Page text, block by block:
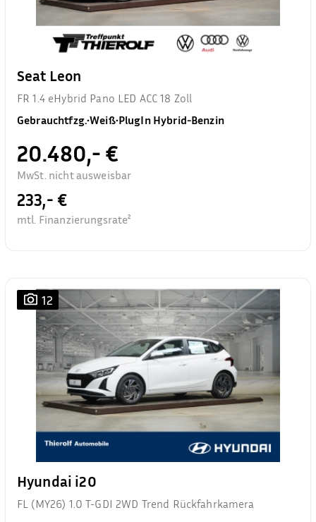
Seat Leon
FR 1.4 eHybrid Pano LED ACC 18 Zoll
Gebrauchtfzg.•Weiß•PlugIn Hybrid-Benzin
20.480,- €
MwSt. nicht ausweisbar
233,- €
mtl. Finanzierungsrate²
12
Hyundai i20
FL (MY26) 1.0 T-GDI 2WD Trend Rückfahrkamera